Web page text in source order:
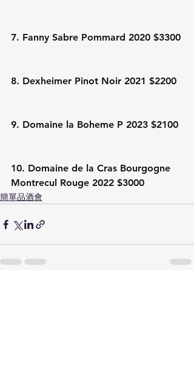
7. Fanny Sabre Pommard 2020 $3300
8. Dexheimer Pinot Noir 2021 $2200
9. Domaine la Boheme P 2023 $2100
10. Domaine de la Cras Bourgogne
Montrecul Rouge 2022 $3000
簡單品酒會